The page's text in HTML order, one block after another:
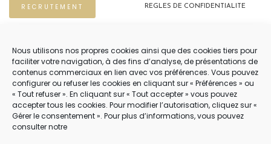
Nous utilisons nos propres cookies ainsi que des cookies tiers pour
faciliter votre navigation, à des fins d’analyse, de présentations de
contenus commerciaux en lien avec vos préférences. Vous pouvez
configurer ou refuser les cookies en cliquant sur « Préférences » ou
« Tout refuser ». En cliquant sur « Tout accepter » vous pouvez
accepter tous les cookies. Pour modifier l’autorisation, cliquez sur «
Gérer le consentement ». Pour plus d’informations, vous pouvez
consulter notre
RECRUTEMENT REGLES DE CONFIDENTIALITE
NOUS CONTACTER
04 22 54 75 02
NOTRE SERVICE CLIENT EST OUVERT DU LUNDI AU VENDREDI DE 9H À 12H